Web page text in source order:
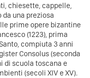
chiesette, cappelle,
una preziosa
prime opere bizantine
(1223), prima
compiuta 3 anni
Consolus (seconda
di scuola toscana e
(secoli XIV e XV).